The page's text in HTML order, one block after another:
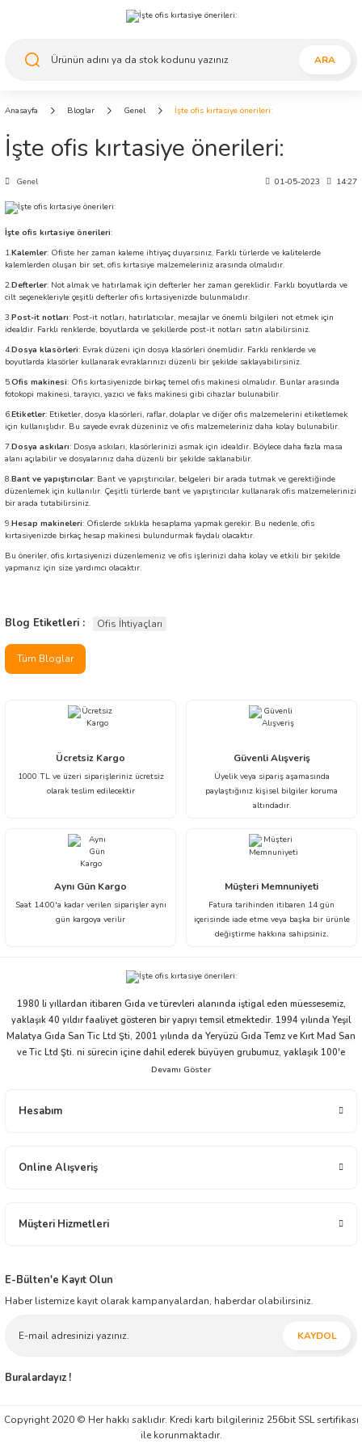
ARA
Anasayfa Bloglar Genel İşte ofis kırtasiye önerileri:
İşte ofis kırtasiye önerileri:
Genel 01-05-2023 14:27
İşte ofis kırtasiye önerileri:
1.Kalemler: Ofiste her zaman kaleme ihtiyaç duyarsınız. Farklı türlerde ve kalitelerde
kalemlerden oluşan bir set, ofis kırtasiye malzemeleriniz arasında olmalıdır.
2.Defterler: Not almak ve hatırlamak için defterler her zaman gereklidir. Farklı boyutlarda ve
cilt seçenekleriyle çeşitli defterler ofis kırtasiyenizde bulunmalıdır.
3.Post-it notları: Post-it notları, hatırlatıcılar, mesajlar ve önemli bilgileri not etmek için
idealdir. Farklı renklerde, boyutlarda ve şekillerde post-it notları satın alabilirsiniz.
4.Dosya klasörleri: Evrak düzeni için dosya klasörleri önemlidir. Farklı renklerde ve
boyutlarda klasörler kullanarak evraklarınızı düzenli bir şekilde saklayabilirsiniz.
5.Ofis makinesi: Ofis kırtasiyenizde birkaç temel ofis makinesi olmalıdır. Bunlar arasında
fotokopi makinesi, tarayıcı, yazıcı ve faks makinesi gibi cihazlar bulunabilir.
6.Etiketler: Etiketler, dosya klasörleri, raflar, dolaplar ve diğer ofis malzemelerini etiketlemek
için kullanışlıdır. Bu sayede evrak düzeniniz ve ofis malzemeleriniz daha kolay bulunabilir.
7.Dosya askıları: Dosya askıları, klasörlerinizi asmak için idealdir. Böylece daha fazla masa
alanı açılabilir ve dosyalarınız daha düzenli bir şekilde saklanabilir.
8.Bant ve yapıştırıcılar: Bant ve yapıştırıcılar, belgeleri bir arada tutmak ve gerektiğinde
düzenlemek için kullanılır. Çeşitli türlerde bant ve yapıştırıcılar kullanarak ofis malzemelerinizi
bir arada tutabilirsiniz.
9.Hesap makineleri: Ofislerde sıklıkla hesaplama yapmak gerekir. Bu nedenle, ofis
kırtasiyenizde birkaç hesap makinesi bulundurmak faydalı olacaktır.
Bu öneriler, ofis kırtasiyenizi düzenlemeniz ve ofis işlerinizi daha kolay ve etkili bir şekilde
yapmanız için size yardımcı olacaktır.
Blog Etiketleri : Ofis İhtiyaçları
Tüm Bloglar
Ücretsiz Kargo
1000 TL ve üzeri siparişleriniz ücretsiz
olarak teslim edilecektir
Güvenli Alışveriş
Üyelik veya sipariş aşamasında
paylaştığınız kişisel bilgiler koruma
altındadır.
Aynı Gün Kargo
Saat 14:00'a kadar verilen siparişler aynı
gün kargoya verilir
Müşteri Memnuniyeti
Fatura tarihinden itibaren 14 gün
içerisinde iade etme veya başka bir ürünle
değiştirme hakkına sahipsiniz.
1980 li yıllardan itibaren Gıda ve türevleri alanında iştigal eden müessesemiz,
yaklaşık 40 yıldır faaliyet gösteren bir yapıyı temsil etmektedir. 1994 yılında Yeşil
Malatya Gıda San Tic Ltd Şti, 2001 yılında da Yeryüzü Gıda Temz ve Kırt Mad San
ve Tic Ltd Şti. ni sürecin içine dahil ederek büyüyen grubumuz, yaklaşık 100'e
yakın çalışanı ve ticari partnerleriyle beraber bu ivmesini devam ettirme niyeti ve
sektöründe faaliyet göstermektedir. Çikolata, Atıştırmalık, Elektronik, Ev - Yaşam,
anlayışını harmanlayarak, ticaretin zaman ve mekân faydasını yansıtmaya ilelebet
Hesabım
Online Alışveriş
Müşteri Hizmetleri
E-Bülten'e Kayıt Olun
Haber listemize kayıt olarak kampanyalardan, haberdar olabilirsiniz.
KAYDOL
Buralardayız !
Copyright 2020 © Her hakkı saklıdır. Kredi kartı bilgileriniz 256bit SSL sertifikası
ile korunmaktadır.